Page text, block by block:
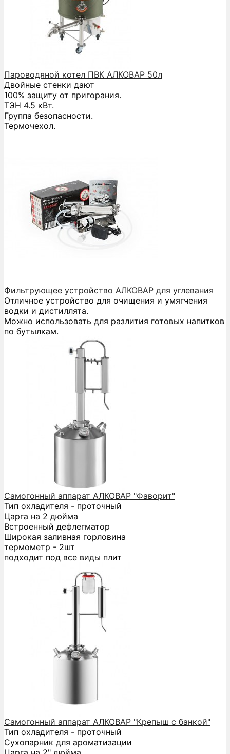
Пароводяной котел ПВК АЛКОВАР 50л
Двойные стенки дают
100% защиту от пригорания.
ТЭН 4.5 кВт.
Группа безопасности.
Термочехол.
Фильтрующее устройство АЛКОВАР для углевания
Отличное устройство для очищения и умягчения
водки и дистиллята.
Можно использовать для разлития готовых напитков
по бутылкам.
Самогонный аппарат АЛКОВАР "Фаворит"
Тип охладителя - проточный
Царга на 2 дюйма
Встроенный дефлегматор
Широкая заливная горловина
термометр - 2шт
подходит под все виды плит
Самогонный аппарат АЛКОВАР "Крепыш с банкой"
Тип охладителя - проточный
Сухопарник для ароматизации